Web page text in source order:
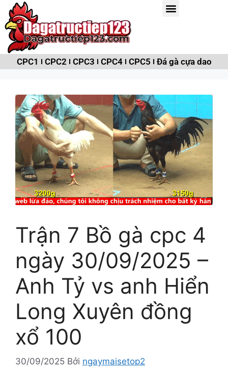
CPC1 CPC2 CPC3 CPC4 CPC5 Đá gà cựa dao
Trận 7 Bồ gà cpc 4
ngày 30/09/2025 –
Anh Tỷ vs anh Hiển
Long Xuyên đồng
xổ 100
30/09/2025 Bởi ngaymaisetop2